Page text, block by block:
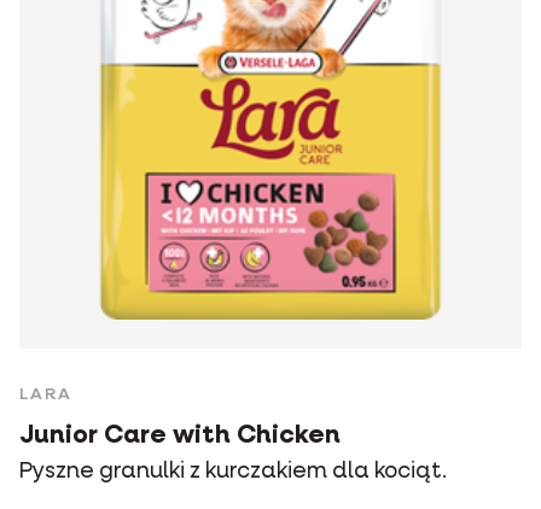
LARA
Junior Care with Chicken
Pyszne granulki z kurczakiem dla kociąt.